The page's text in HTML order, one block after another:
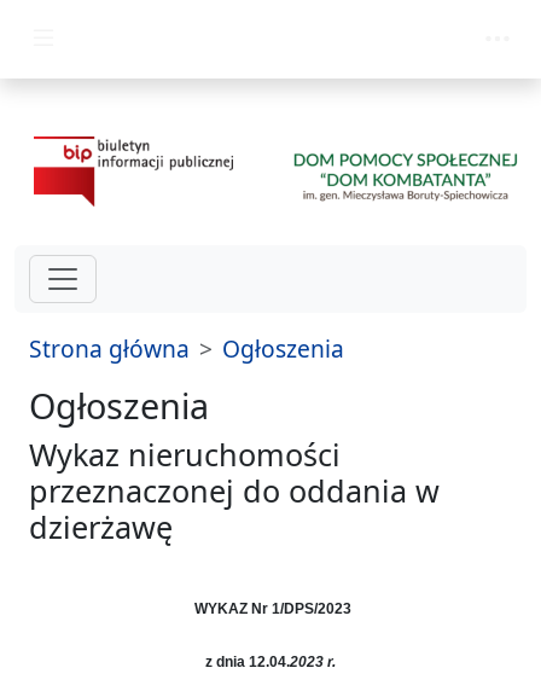
Strona główna Ogłoszenia
Ogłoszenia
Wykaz nieruchomości
przeznaczonej do oddania w
dzierżawę
WYKAZ Nr 1/DPS/2023
z dnia 12.04.2023 r.